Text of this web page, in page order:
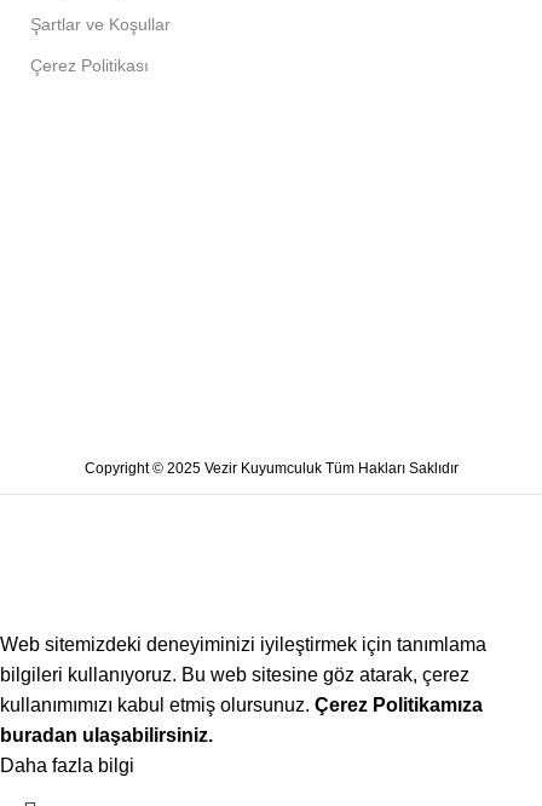
Şartlar ve Koşullar
Çerez Politikası
Copyright © 2025 Vezir Kuyumculuk Tüm Hakları Saklıdır
Web sitemizdeki deneyiminizi iyileştirmek için tanımlama
bilgileri kullanıyoruz. Bu web sitesine göz atarak, çerez
kullanımımızı kabul etmiş olursunuz. Çerez Politikamıza
buradan ulaşabilirsiniz.
Daha fazla bilgi